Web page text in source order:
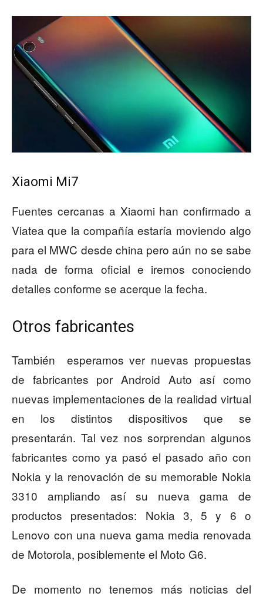
Xiaomi Mi7
Fuentes cercanas a Xiaomi han confirmado a
Viatea que la compañía estaría moviendo algo
para el MWC desde china pero aún no se sabe
nada de forma oficial e iremos conociendo
detalles conforme se acerque la fecha.
Otros fabricantes
También esperamos ver nuevas propuestas
de fabricantes por Android Auto así como
nuevas implementaciones de la realidad virtual
en los distintos dispositivos que se
presentarán. Tal vez nos sorprendan algunos
fabricantes como ya pasó el pasado año con
Nokia y la renovación de su memorable Nokia
3310 ampliando así su nueva gama de
productos presentados: Nokia 3, 5 y 6 o
Lenovo con una nueva gama media renovada
de Motorola, posiblemente el Moto G6.
De momento no tenemos más noticias del